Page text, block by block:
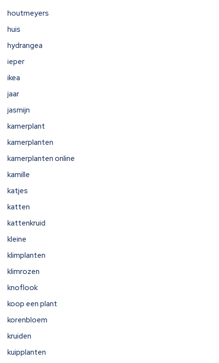
houtmeyers
huis
hydrangea
ieper
ikea
jaar
jasmijn
kamerplant
kamerplanten
kamerplanten online
kamille
katjes
katten
kattenkruid
kleine
klimplanten
klimrozen
knoflook
koop een plant
korenbloem
kruiden
kuipplanten